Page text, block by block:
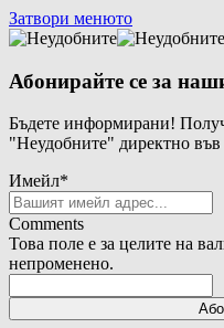
Затвори менюто
Абонирайте се за
Бъдете информирани!
"Неудобните" директно
Имейл*
Comments
Това поле е за целите на
непроменено.